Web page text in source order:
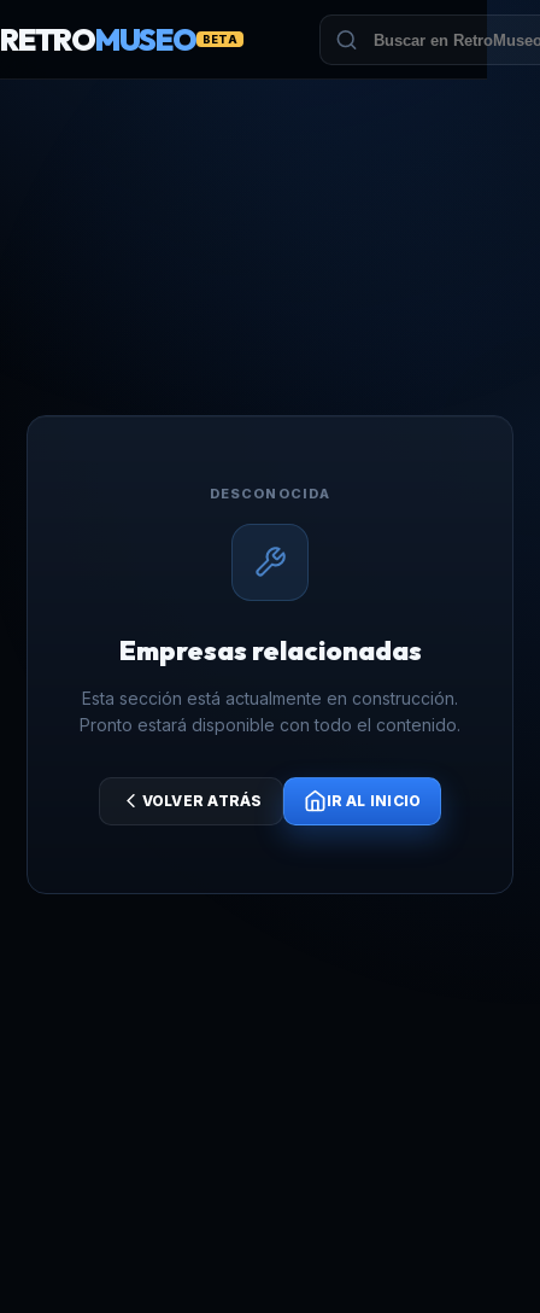
RETROMUSEO BETA
DESCONOCIDA
Empresas relacionadas
Esta sección está actualmente en construcción.
Pronto estará disponible con todo el contenido.
VOLVER ATRÁS IR AL INICIO